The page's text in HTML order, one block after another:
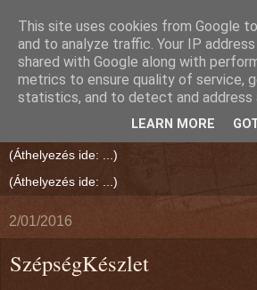
Rien Reed Világa
"Jó írás olvasása közben megáll
2/01/2016
SzépségKészlet
This site uses cookies from Google
and to analyze traffic. Your IP
shared with Google along with
metrics to ensure quality of service,
statistics, and to detect and address
LEARN MORE